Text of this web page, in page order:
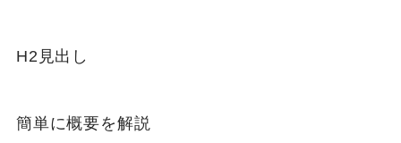
H2見出し
簡単に概要を解説